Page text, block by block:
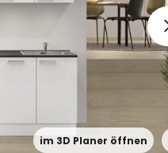
im 3D Planer öffnen